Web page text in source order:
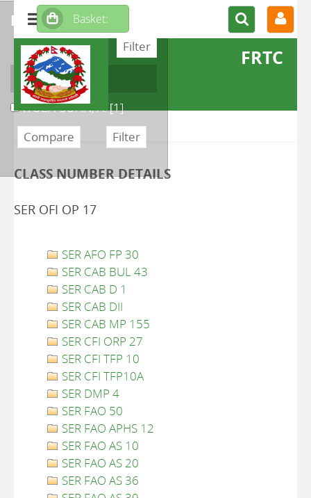
FRTC
CLASS NUMBER DETAILS
SER OFI OP 17
SER AFO FP 30
SER CAB BUL 43
SER CAB D 1
SER CAB DII
SER CAB MP 155
SER CFI ORP 27
SER CFI TFP 10
SER CFI TFP10A
SER DMP 4
SER FAO 50
SER FAO APHS 12
SER FAO AS 10
SER FAO AS 20
SER FAO AS 36
refine or compare
Author
WOLFFSOHN, A.[1]